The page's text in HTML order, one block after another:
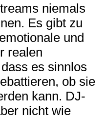
niemals
Es gibt zu
und
realen
es sinnlos
ob sie
kann. DJ-
nicht wie